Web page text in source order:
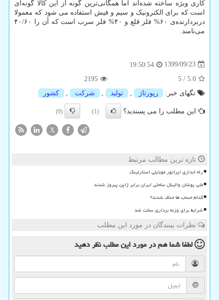
کاری ویژه ساخته شده‌اند اما همگانی‌ترین گونه از این کالا گونه‌ای
است که برای الکترونیک و سیم و فیش استفاده می شود که معمولا
دربردارنده‌ی ۶۰% فلز قلع و ۴۰% فلز سرب است که آن را ۴۰/۶۰
می‌نامند.
1399/09/23
19:50:54
5.0
/
5
2195
تگهای خبر:
رپورتاژ , تولید , شركت , كشور
این مطلب را می پسندید؟ (1)
(0)
X
تازه ترین مطالب مرتبط
راه اندازی اپراتور موبایلی استارلینک
ملی پوشان والیبال ساحلی ایران برابر ژاپن پیروز شدند
کدام حساب ها حذف شدند؟
شرایط برای وزنه برداری سخت شد
نظرات بینندگان در مورد این مطلب
لطفا شما همدر مورد این مطلبنظر دهید